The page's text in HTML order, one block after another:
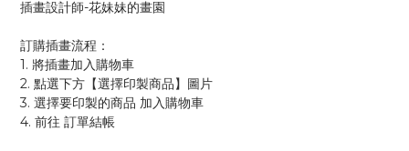
插畫設計師-花妹妹的畫園
訂購插畫流程：
1. 將插畫加入購物車
2. 點選下方【選擇印製商品】圖片
3. 選擇要印製的商品 加入購物車
4. 前往 訂單結帳